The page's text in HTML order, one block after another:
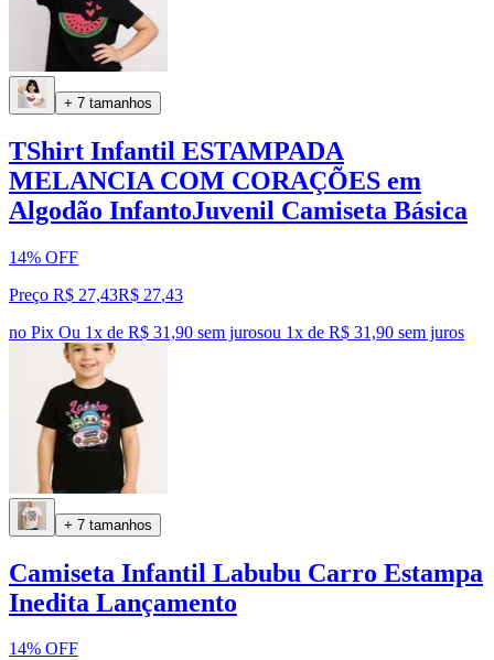
+ 7 tamanhos
TShirt Infantil ESTAMPADA
MELANCIA COM CORAÇÕES em
Algodão InfantoJuvenil Camiseta Básica
14% OFF
Preço R$ 27,43R$ 27,43
no Pix Ou 1x de R$ 31,90 sem jurosou 1x de R$ 31,90 sem juros
+ 7 tamanhos
Camiseta Infantil Labubu Carro Estampa
Inedita Lançamento
14% OFF